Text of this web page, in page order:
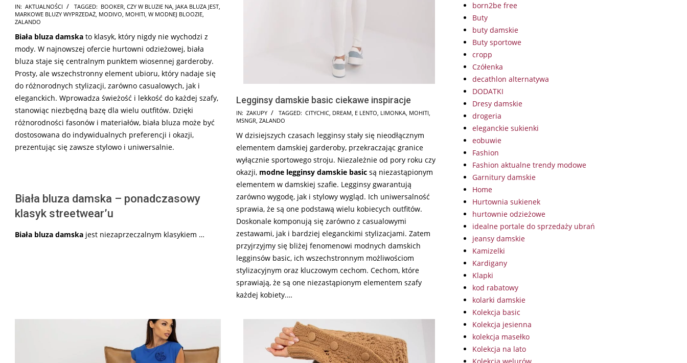
2024-
12-
IN: AKTUALNOŚCI TAGGED: BOOKER, CZY W BLUZIE NA, JAKA BLUZA JEST,
MARKOWE BLUZY WYPRZEDAŻ, MODIVO, MOHITI, W MODNEJ BLOOZIE,
ZALANDO
Biała bluza damska to klasyk, który nigdy nie wychodzi z
mody. W najnowszej ofercie hurtowni odzieżowej, biała
bluza staje się centralnym punktem wiosennej garderoby.
Prosty, ale wszechstronny element ubioru, który nadaje się
do różnorodnych stylizacji, zarówno casualowych, jak i
eleganckich. Wprowadza świeżość i lekkość do każdej szafy,
stanowiąc niezbędną bazę dla wielu outfitów. Dzięki
różnorodności fasonów i materiałów, biała bluza może być
dostosowana do indywidualnych preferencji i okazji,
prezentując się zawsze stylowo i uniwersalnie.
Biała bluza damska – ponadczasowy
klasyk streetwear’u
Biała bluza damska jest niezaprzeczalnym klasykiem …
Legginsy damskie basic ciekawe inspiracje
2024-
12-
17
IN: ZAKUPY TAGGED: CITYCHIC, DREAM, E LENTO, LIMONKA, MOHITI,
MSNGR, ZALANDO
W dzisiejszych czasach legginsy stały się nieodłącznym
elementem damskiej garderoby, przekraczając granice
wyłącznie sportowego stroju. Niezależnie od pory roku czy
okazji, modne legginsy damskie basic są niezastąpionym
elementem w damskiej szafie. Legginsy gwarantują
zarówno wygodę, jak i stylowy wygląd. Ich uniwersalność
sprawia, że są one podstawą wielu kobiecych outfitów.
Doskonale komponują się zarówno z casualowymi
zestawami, jak i bardziej eleganckimi stylizacjami. Zatem
przyjrzyjmy się bliżej fenomenowi modnych damskich
legginsów basic, ich wszechstronnym możliwościom
stylizacyjnym oraz kluczowym cechom. Cechom, które
sprawiają, że są one niezastąpionym elementem szafy
każdej kobiety.…
born2be free
Buty
buty damskie
Buty sportowe
cropp
Czółenka
decathlon alternatywa
DODATKI
Dresy damskie
drogeria
eleganckie sukienki
eobuwie
Fashion
Fashion aktualne trendy modowe
Garnitury damskie
Home
Hurtownia sukienek
hurtownie odzieżowe
idealne portale do sprzedaży ubrań
jeansy damskie
Kamizelki
Kardigany
Klapki
kod rabatowy
kolarki damskie
Kolekcja basic
Kolekcja jesienna
kolekcja masełko
Kolekcja na lato